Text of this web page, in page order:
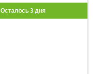
Осталось 3дня